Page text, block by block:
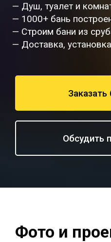
Обсудить
— Душ, туалет и
— 1000+ бань
— Строим бани из
— Доставка,
Фото и